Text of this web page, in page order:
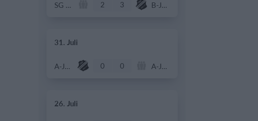
SG Siegenburg 2 3 B-Jugend - SG TSV Abensberg
31. Juli
A-Jugend - SG TSV Abensberg 0 0 A-Jugend - TV Aiglsbach
26. Juli